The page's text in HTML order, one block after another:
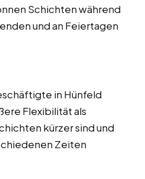
Schichten während
und an Feiertagen
in Hünfeld
Flexibilität als
kürzer sind und
Zeiten